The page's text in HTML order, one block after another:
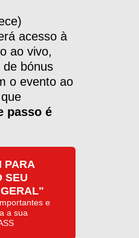
acesso à
ao vivo,
bónus
o evento ao
passo é
PARA
SEU
e
a sua